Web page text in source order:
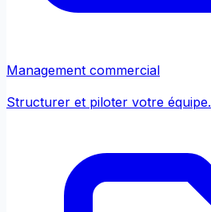
Management commercial
Structurer et piloter votre équipe.